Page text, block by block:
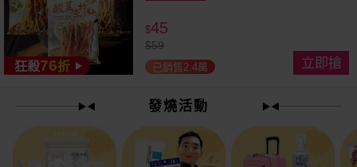
狂殺76折
$45
$59
已銷售2.4萬 立即搶
發燒活動